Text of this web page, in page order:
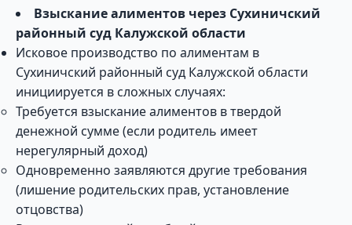
Взыскание алиментов через Сухиничский
районный суд Калужской области
Исковое производство по алиментам в
Сухиничский районный суд Калужской области
инициируется в сложных случаях:
Требуется взыскание алиментов в твердой
денежной сумме (если родитель имеет
нерегулярный доход)
Одновременно заявляются другие требования
(лишение родительских прав, установление
отцовства)